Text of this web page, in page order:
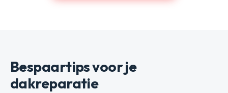
Bespaartips voor je
dakreparatie